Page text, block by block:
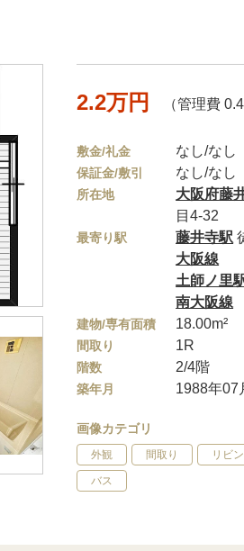
2.2万円 （管理費
敷金/礼金 なし/なし
保証金/敷引 なし/なし
所在地 大阪府藤
目4-32
最寄り駅 藤井寺駅
大阪線
土師ノ里
南大阪線
建物/専有面積 18.00m²
間取り 1R
階数 2/4階
築年月 1988年07
画像カテゴリ
外観 間取り リビ
バス